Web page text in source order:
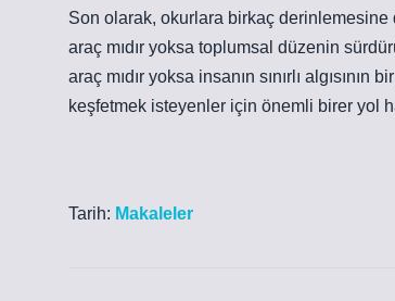
Son olarak, okurlara birkaç derinlemesine
araç mıdır yoksa toplumsal düzenin
araç mıdır yoksa insanın sınırlı
keşfetmek isteyenler için önemli birer yol
Tarih: Makaleler